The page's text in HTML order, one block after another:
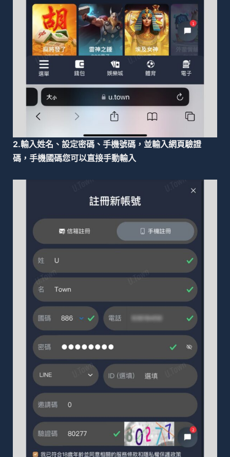
2.輸入姓名、設定密碼、手機號碼，並輸入網頁驗證
碼，手機國碼您可以直接手動輸入